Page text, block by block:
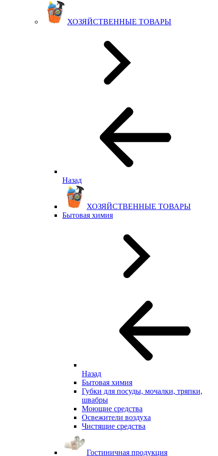
ХОЗЯЙСТВЕННЫЕ ТОВАРЫ
Назад
ХОЗЯЙСТВЕННЫЕ ТОВАРЫ
Бытовая химия
Назад
Бытовая химия
Губки для посуды, мочалки, тряпки,
швабры
Моющие средства
Освежители воздуха
Чистящие средства
Гостиничная продукция